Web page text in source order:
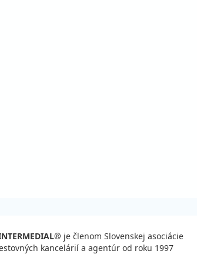
je členom Slovenskej asociácie
kancelárií a agentúr od roku 1997